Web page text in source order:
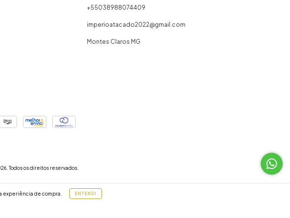
experiência de compra. ENTENDI
+55038988074409
imperioatacado2022@gmail.com
Montes Claros MG
Todos os direitos reservados.